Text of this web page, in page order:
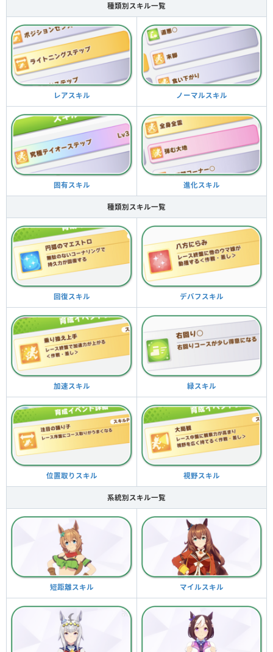
種類別スキル一覧
レアスキル ノーマルスキル
固有スキル 進化スキル
種類別スキル一覧
回復スキル デバフスキル
加速スキル 緑スキル
位置取りスキル 視野スキル
系統別スキル一覧
短距離スキル マイルスキル